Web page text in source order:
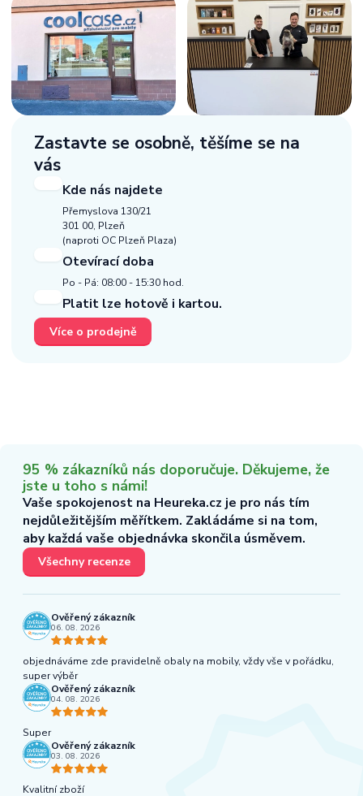
Zastavte se osobně, těšíme se na
vás
Kde nás najdete
Přemyslova 130/21
301 00, Plzeň
(naproti OC Plzeň Plaza)
Otevírací doba
Po - Pá: 08:00 - 15:30 hod.
Platit lze hotově i kartou.
Více o prodejně
95 % zákazníků nás doporučuje. Děkujeme, že
jste u toho s námi!
Vaše spokojenost na Heureka.cz je pro nás tím
nejdůležitějším měřítkem. Zakládáme si na tom,
aby každá vaše objednávka skončila úsměvem.
Všechny recenze
Ověřený zákazník
06. 08. 2026
objednáváme zde pravidelně obaly na mobily, vždy vše v pořádku,
super výběr
Ověřený zákazník
04. 08. 2026
Super
Ověřený zákazník
03. 08. 2026
Kvalitní zboží